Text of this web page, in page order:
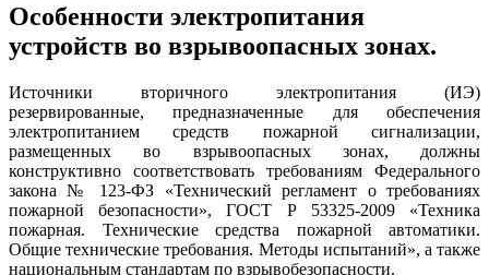
Особенности электропитания
устройств во взрывоопасных зонах.
Источники вторичного электропитания (ИЭ)
резервированные, предназначенные для обеспечения
электропитанием средств пожарной сигнализации,
размещенных во взрывоопасных зонах, должны
конструктивно соответствовать требованиям Федерального
закона № 123-ФЗ «Технический регламент о требованиях
пожарной безопасности», ГОСТ Р 53325-2009 «Техника
пожарная. Технические средства пожарной автоматики.
Общие технические требования. Методы испытаний», а также
национальным стандартам по взрывобезопасности.